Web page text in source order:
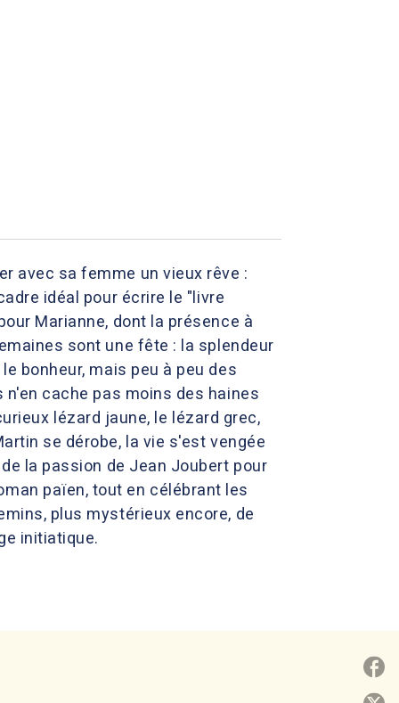
avec sa femme un vieux rêve :
idéal pour écrire le "livre
Marianne, dont la présence à
sont une fête : la splendeur
bonheur, mais peu à peu des
cache pas moins des haines
lézard jaune, le lézard grec,
se dérobe, la vie s'est vengée
la passion de Jean Joubert pour
païen, tout en célébrant les
plus mystérieux encore, de
initiatique.